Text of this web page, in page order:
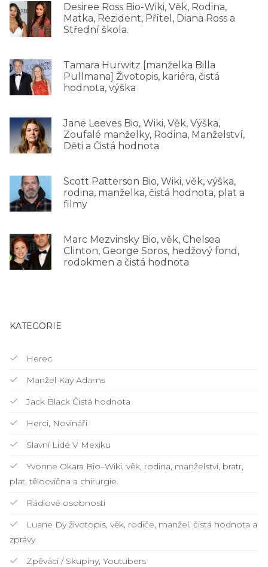
Desiree Ross Bio-Wiki, Věk, Rodina,
Matka, Rezident, Přítel, Diana Ross a
Střední škola.
Tamara Hurwitz [manželka Billa
Pullmana] Životopis, kariéra, čistá
hodnota, výška
Jane Leeves Bio, Wiki, Věk, Výška,
Zoufalé manželky, Rodina, Manželství,
Děti a Čistá hodnota
Scott Patterson Bio, Wiki, věk, výška,
rodina, manželka, čistá hodnota, plat a
filmy
Marc Mezvinsky Bio, věk, Chelsea
Clinton, George Soros, hedžový fond,
rodokmen a čistá hodnota
KATEGORIE
Herec
Manžel Kay Adams
Jack Black Čistá hodnota
Herci, Novináři
Slavní Lidé V Mexiku
Yvonne Okara Bio–Wiki, věk, rodina, manželství, bratr,
plat, tělocvična a chirurgie.
Rádiové osobnosti
Luane Dy životopis, věk, rodiče, manžel, čistá hodnota a
zprávy
Zpěváci / Skupiny, Youtubers